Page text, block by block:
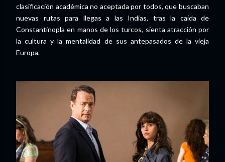
clasificación académica no aceptada por todos, que buscaban
nuevas rutas para llegas a las Indias, tras la caída de
Constantinopla en manos de los turcos, sienta atracción por
la cultura y la mentalidad de sus antepasados de la vieja
Europa.